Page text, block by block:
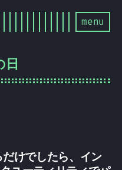
menu
日
けでしたら、イン